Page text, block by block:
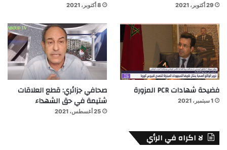
29 أكتوبر، 2021 8 أكتوبر، 2021
فضيحة شهادات PCR المزورة
1 سبتمبر، 2021
صحافي جزائري: قطع العلاقات
شتيمة في حق الشهداء
25 أغسطس، 2021
لا اكراه في الرأي